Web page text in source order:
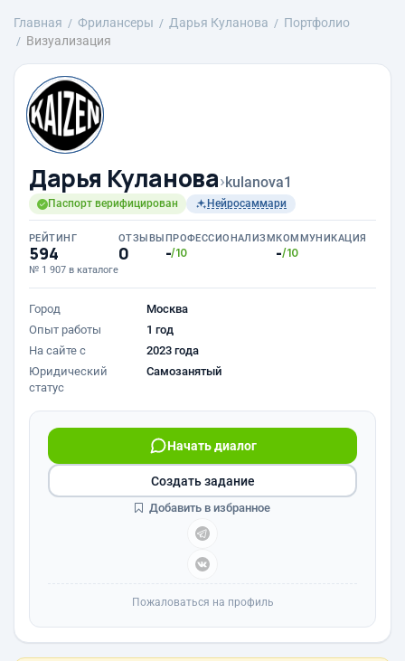
Главная Фрилансеры Дарья Куланова
Портфолио
Визуализация
Дарья Куланова›kulanova1
Паспорт верифицирован Нейросаммари
РЕЙТИНГ
594
№ 1 907 в каталоге
ОТЗЫВЫ
0
ПРОФЕССИОНАЛИЗМ
-/10
КОММУНИКАЦИЯ
-/10
Город
Москва
Опыт работы
1 год
На сайте с
2023 года
Юридический
статус
Самозанятый
Начать диалог
Создать задание
Добавить в избранное
Пожаловаться на профиль